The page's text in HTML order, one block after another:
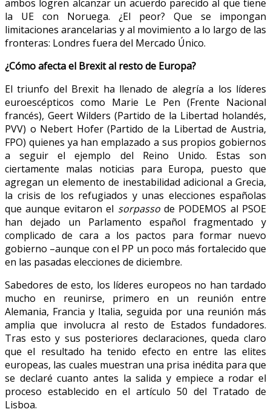
ambos logren alcanzar un acuerdo parecido al que tiene
la UE con Noruega. ¿El peor? Que se impongan
limitaciones arancelarias y al movimiento a lo largo de las
fronteras: Londres fuera del Mercado Único.
¿Cómo afecta el Brexit al resto de Europa?
El triunfo del Brexit ha llenado de alegría a los líderes
euroescépticos como Marie Le Pen (Frente Nacional
francés), Geert Wilders (Partido de la Libertad holandés,
PVV) o Nebert Hofer (Partido de la Libertad de Austria,
FPO) quienes ya han emplazado a sus propios gobiernos
a seguir el ejemplo del Reino Unido. Estas son
ciertamente malas noticias para Europa, puesto que
agregan un elemento de inestabilidad adicional a Grecia,
la crisis de los refugiados y unas elecciones españolas
que aunque evitaron el sorpassode PODEMOS al PSOE
han dejado un Parlamento español fragmentado y
complicado de cara a los pactos para formar nuevo
gobierno –aunque con el PP un poco más fortalecido que
en las pasadas elecciones de diciembre.
Sabedores de esto, los líderes europeos no han tardado
mucho en reunirse, primero en un reunión entre
Alemania, Francia y Italia, seguida por una reunión más
amplia que involucra al resto de Estados fundadores.
Tras esto y sus posteriores declaraciones, queda claro
que el resultado ha tenido efecto en entre las elites
europeas, las cuales muestran una prisa inédita para que
se declaré cuanto antes la salida y empiece a rodar el
proceso establecido en el artículo 50 del Tratado de
Lisboa.